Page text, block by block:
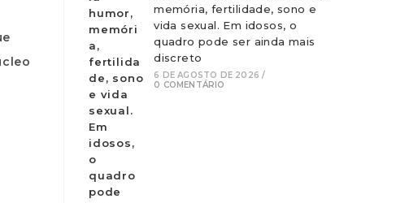
memória, fertilidade, sono e
vida sexual. Em idosos, o
quadro pode ser ainda mais
discreto
6 DE AGOSTO DE 2026 /
0 COMENTÁRIO